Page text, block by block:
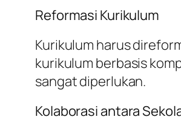
Reformasi Kurikulum
Kurikulum harus
kurikulum berbasis
sangat diperlukan.
Kolaborasi antara